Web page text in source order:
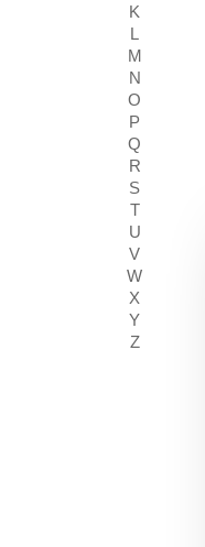
K
L
M
N
O
P
Q
R
S
T
U
V
W
X
Y
Z